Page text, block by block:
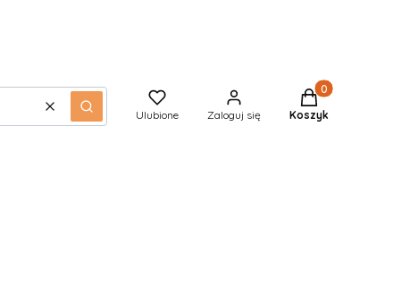
WyczyśćSzukaj Ulubione Zaloguj się
Produkty w
Koszyk